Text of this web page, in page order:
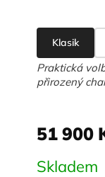
Klasik
Praktická
přirozený
51 900
Měrná
Skladem